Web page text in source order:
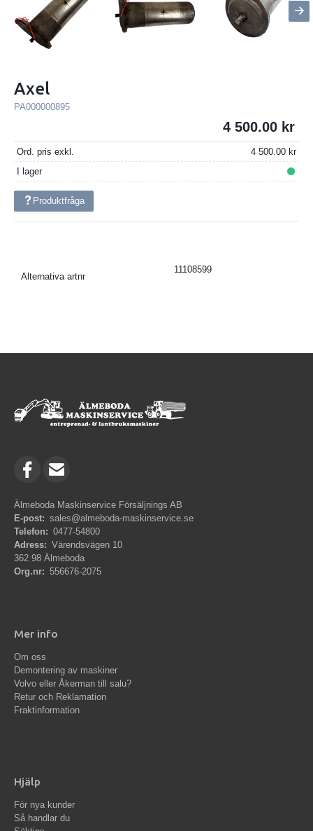
Axel
PA000000895
4 500.00
Ord. pris exkl.
4 500.00
I lager
Produktfråga
Alternativa artnr
11108599
Älmeboda Maskinservice Försäljnings AB
E-post: sales@almeboda-maskinservice.se
Telefon: 0477-54800
Adress: Värendsvägen 10
362 98 Älmeboda
Org.nr: 556676-2075
Mer info
Om oss
Demontering av maskiner
Volvo eller Åkerman till salu?
Retur och Reklamation
Fraktinformation
Hjälp
För nya kunder
Så handlar du